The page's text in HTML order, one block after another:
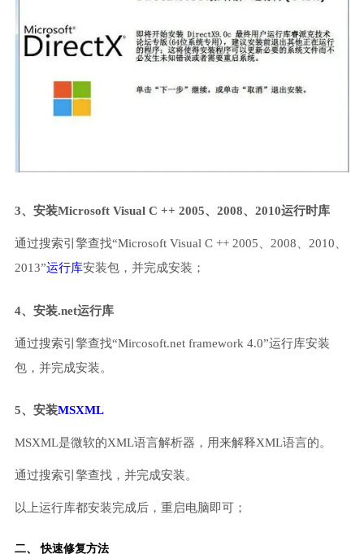
3、安装Microsoft Visual C ++ 2005、2008、2010运行时库
通过搜索引擎查找“Microsoft Visual C ++ 2005、2008、2010、
2013”运行库安装包，并完成安装；
4、安装.net运行库
通过搜索引擎查找“Mircosoft.net framework 4.0”运行库安装
包，并完成安装。
5、安装MSXML
MSXML是微软的XML语言解析器，用来解释XML语言的。
通过搜索引擎查找，并完成安装。
以上运行库都安装完成后，重启电脑即可；
二、 快速修复方法